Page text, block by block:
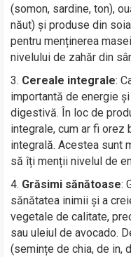
(somon, sardine, ton),
năut) și produse din
pentru menținerea
nivelului de zahăr din
Cereale integrale:
importantă de energie
digestivă. În loc de
integrale, cum ar fi orez
integrală. Acestea sunt
să îți menții nivelul de
Grăsimi sănătoase:
sănătatea inimii și a
vegetale de calitate,
sau uleiul de avocado.
(semințe de chia, de in,